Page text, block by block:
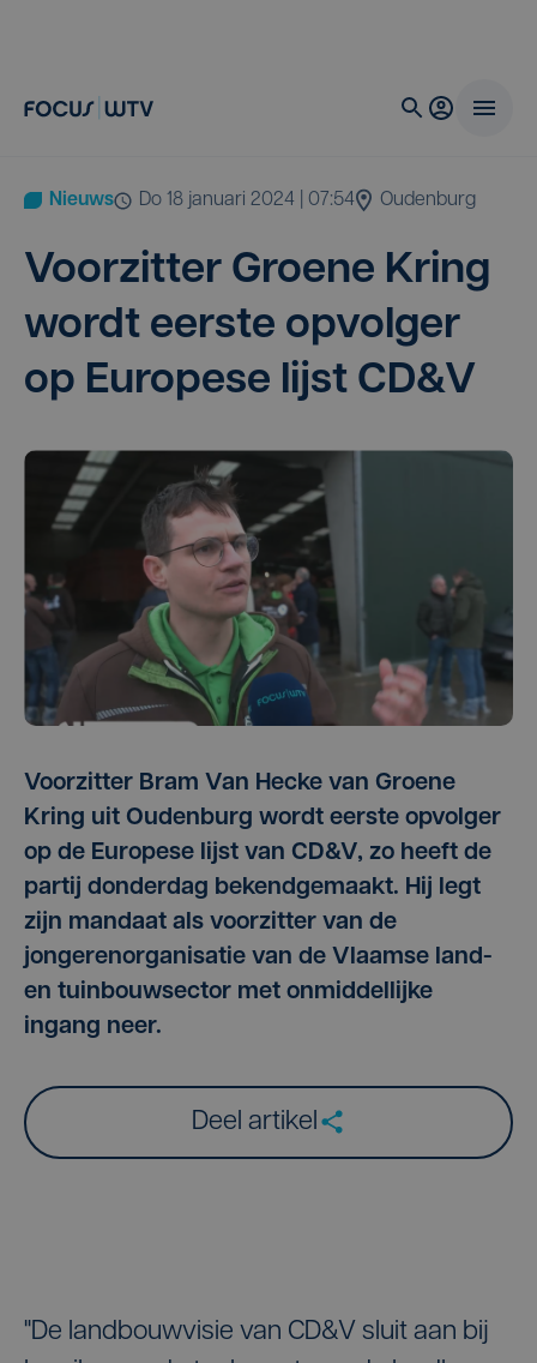
Nieuws do 18 januari 2024 | 07:54 Oudenburg
Voor­zit­ter Groe­ne Kring
wordt eer­ste opvol­ger
op Euro­pe­se lijst CD&V
Voorzitter Bram Van Hecke van Groene
Kring uit Oudenburg wordt eerste opvolger
op de Europese lijst van CD&V, zo heeft de
partij donderdag bekendgemaakt. Hij legt
zijn mandaat als voorzitter van de
jongerenorganisatie van de Vlaamse land-
en tuinbouwsector met onmiddellijke
ingang neer.
Deel artikel
"De landbouwvisie van CD&V sluit aan bij